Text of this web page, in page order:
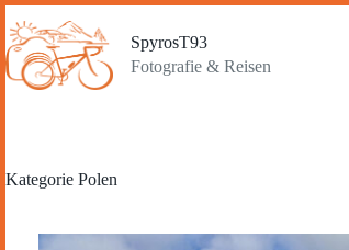
Inhalt
springen
SpyrosT93
Fotografie & Reisen
Kategorie Polen